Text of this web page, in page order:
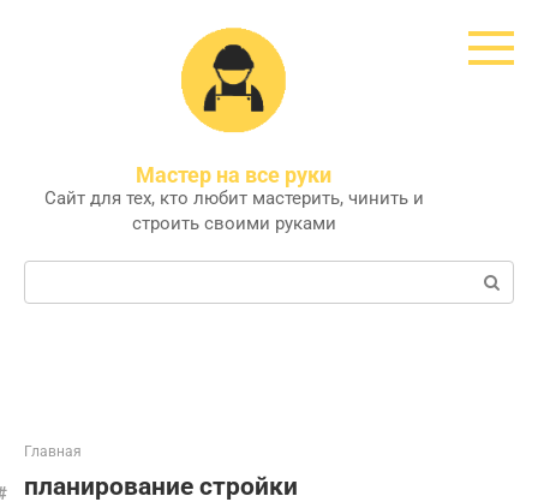
Мастер на все руки
Сайт для тех, кто любит мастерить, чинить и
строить своими руками
Поиск:
Главная
планирование стройки